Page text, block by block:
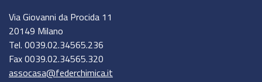
Via Giovanni da Procida 11
20149 Milano
Tel. 0039.02.34565.236
Fax 0039.02.34565.320
assocasa@federchimica.it